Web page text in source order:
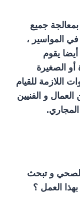
جميع
المواسير ،
يقوم
أو الصغيرة
اللازمة للقيام
و الفنيين
و تبحث
العمل ؟